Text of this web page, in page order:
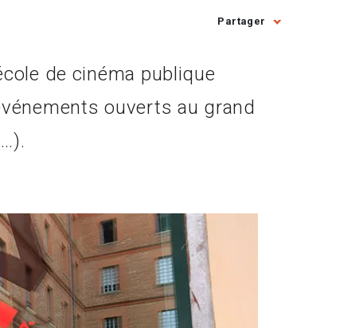
Partager
de cinéma publique
ouverts au grand